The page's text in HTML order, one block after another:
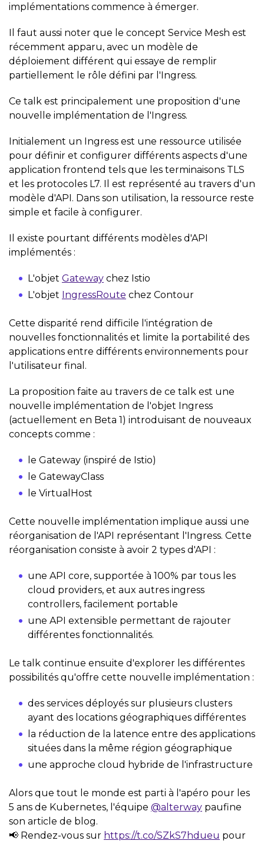
implémentations commence à émerger.
Il faut aussi noter que le concept Service Mesh est
récemment apparu, avec un modèle de
déploiement différent qui essaye de remplir
partiellement le rôle défini par l'Ingress.
Ce talk est principalement une proposition d'une
nouvelle implémentation de l'Ingress.
Initialement un Ingress est une ressource utilisée
pour définir et configurer différents aspects d'une
application frontend tels que les terminaisons TLS
et les protocoles L7. Il est représenté au travers d'un
modèle d'API. Dans son utilisation, la ressource reste
simple et facile à configurer.
Il existe pourtant différents modèles d'API
implémentés :
L'objet Gateway chez Istio
L'objet IngressRoute chez Contour
Cette disparité rend difficile l'intégration de
nouvelles fonctionnalités et limite la portabilité des
applications entre différents environnements pour
l'utilisateur final.
La proposition faite au travers de ce talk est une
nouvelle implémentation de l'objet Ingress
(actuellement en Beta 1) introduisant de nouveaux
concepts comme :
le Gateway (inspiré de Istio)
le GatewayClass
le VirtualHost
Cette nouvelle implémentation implique aussi une
réorganisation de l'API représentant l'Ingress. Cette
réorganisation consiste à avoir 2 types d'API :
une API core, supportée à 100% par tous les
cloud providers, et aux autres ingress
controllers, facilement portable
une API extensible permettant de rajouter
différentes fonctionnalités.
Le talk continue ensuite d'explorer les différentes
possibilités qu'offre cette nouvelle implémentation :
des services déployés sur plusieurs clusters
ayant des locations géographiques différentes
la réduction de la latence entre des applications
situées dans la même région géographique
une approche cloud hybride de l'infrastructure
Alors que tout le monde est parti à l'apéro pour les
5 ans de Kubernetes, l'équipe @alterway paufine
son article de blog.
📢 Rendez-vous sur https://t.co/SZkS7hdueu pour